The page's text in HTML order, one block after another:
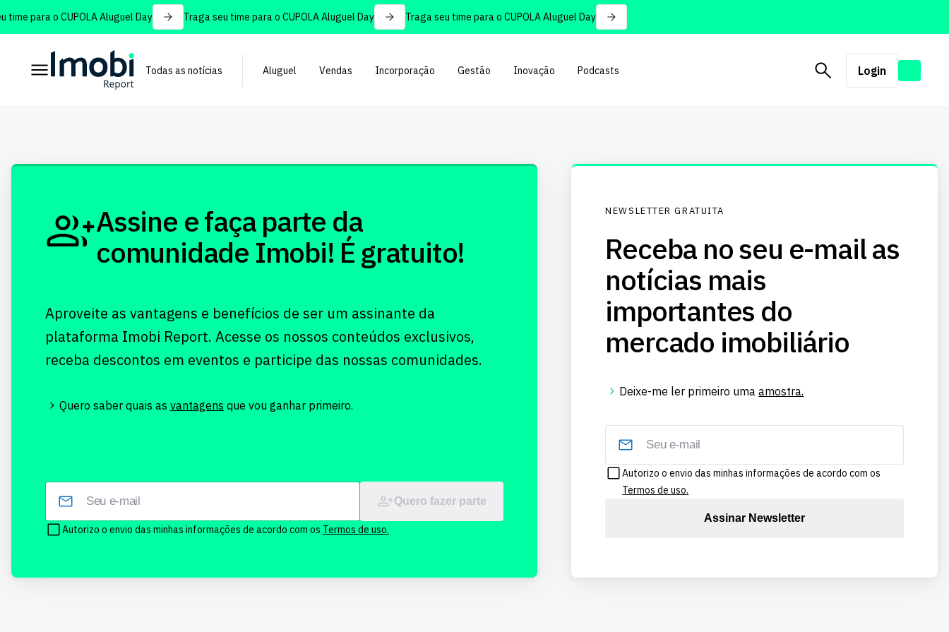
para o CUPOLA Aluguel Day Traga seu time para o CUPOLA Aluguel Day Traga seu time para o CUPOLA Aluguel Day
Todas as notícias Aluguel Vendas Incorporação Gestão Inovação Podcasts Login
Assine e faça parte da
comunidade Imobi! É gratuito!
Aproveite as vantagens e benefícios de ser um assinante da
plataforma Imobi Report. Acesse os nossos conteúdos exclusivos,
receba descontos em eventos e participe das nossas comunidades.
Quero saber quais as vantagens que vou ganhar primeiro.
Quero fazer parte
Autorizo o envio das minhas informações de acordo com os Termos de uso.
NEWSLETTER GRATUITA
Receba no seu e-mail as
notícias mais
importantes do
mercado imobiliário
Deixe-me ler primeiro umaamostra.
Autorizo o envio das minhas informações de acordo com os
Termos de uso.
Assinar Newsletter